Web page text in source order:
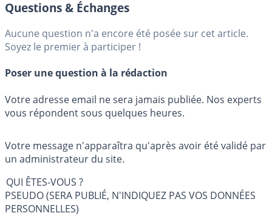
Questions & Échanges
Aucune question n'a encore été posée sur cet article.
Soyez le premier à participer !
Poser une question à la rédaction
Votre adresse email ne sera jamais publiée. Nos experts
vous répondent sous quelques heures.
Votre message n'apparaîtra qu'après avoir été validé par
un administrateur du site.
QUI ÊTES-VOUS ?
PSEUDO (SERA PUBLIÉ, N'INDIQUEZ PAS VOS DONNÉES
PERSONNELLES)